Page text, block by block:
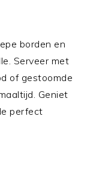
borden en
Serveer met
of gestoomde
Geniet
perfect